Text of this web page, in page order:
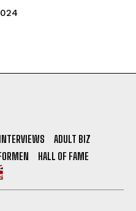
INTERVIEWS
ADULT BIZ
HALL OF FAME